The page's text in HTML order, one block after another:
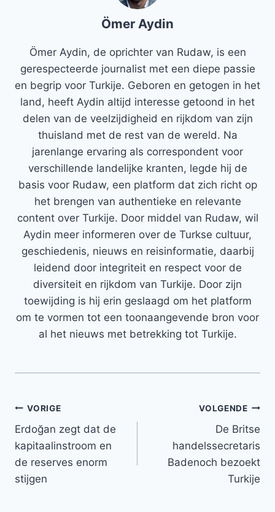
Ömer Aydin
Ömer Aydin, de oprichter van Rudaw, is een
gerespecteerde journalist met een diepe passie
en begrip voor Turkije. Geboren en getogen in het
land, heeft Aydin altijd interesse getoond in het
delen van de veelzijdigheid en rijkdom van zijn
thuisland met de rest van de wereld. Na
jarenlange ervaring als correspondent voor
verschillende landelijke kranten, legde hij de
basis voor Rudaw, een platform dat zich richt op
het brengen van authentieke en relevante
content over Turkije. Door middel van Rudaw, wil
Aydin meer informeren over de Turkse cultuur,
geschiedenis, nieuws en reisinformatie, daarbij
leidend door integriteit en respect voor de
diversiteit en rijkdom van Turkije. Door zijn
toewijding is hij erin geslaagd om het platform
om te vormen tot een toonaangevende bron voor
al het nieuws met betrekking tot Turkije.
Bericht
navigatie
VORIGE
Erdoğan zegt dat de
kapitaalinstroom en
de reserves enorm
stijgen
VOLGENDE
De Britse
handelssecretaris
Badenoch bezoekt
Turkije